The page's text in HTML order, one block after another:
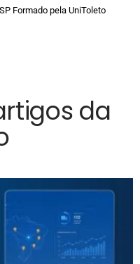
Formado pela UniToleto
da